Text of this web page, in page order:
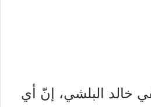
خالد البلشي، إنّ أي